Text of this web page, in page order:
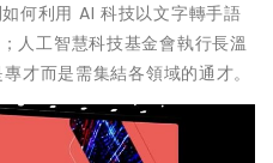
何利用 AI 科技以文字轉手語
人工智慧科技基金會執行長溫
才而是需集結各領域的通才。